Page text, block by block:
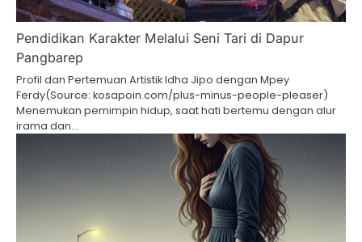
Pendidikan Karakter Melalui Seni Tari di Dapur
Pangbarep
Profil dan Pertemuan Artistik Idha Jipo dengan Mpey
Ferdy(Source: kosapoin.com/plus-minus-people-pleaser)
Menemukan pemimpin hidup, saat hati bertemu dengan alur
irama dan…